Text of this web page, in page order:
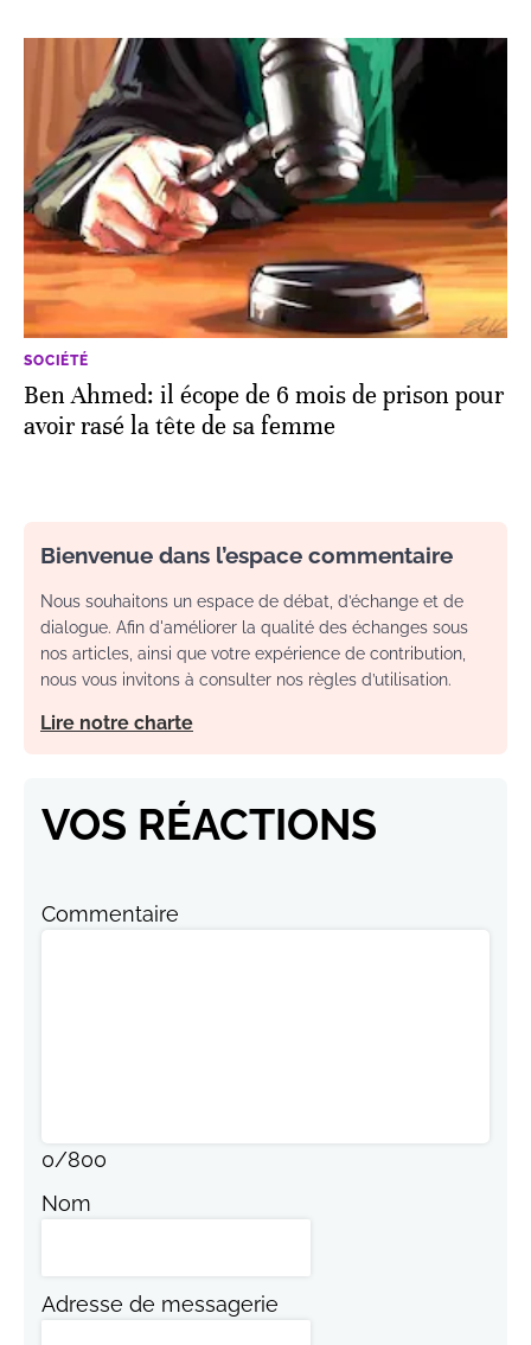
SOCIÉTÉ
Ben Ahmed: il écope de 6 mois de prison pour
avoir rasé la tête de sa femme
Bienvenue dans l’espace commentaire
Nous souhaitons un espace de débat, d’échange et de
dialogue. Afin d'améliorer la qualité des échanges sous
nos articles, ainsi que votre expérience de contribution,
nous vous invitons à consulter nos règles d’utilisation.
Lire notre charte
VOS RÉACTIONS
Commentaire
0/800
Nom
Adresse de messagerie